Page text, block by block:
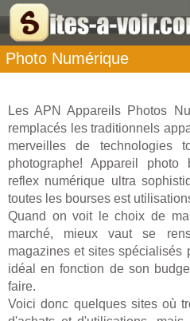
Photo Numérique
Les APN Appareils Photos
remplacés les traditionnels
merveilles de technologies
photographe! Appareil
reflex numérique ultra
toutes les bourses est
Quand on voit le choix de
marché, mieux vaut se
magazines et sites spécialisés
idéal en fonction de son
faire.
Voici donc quelques sites où